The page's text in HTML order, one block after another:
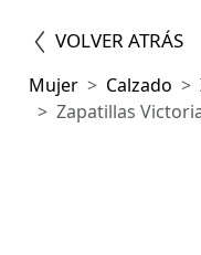
VOLVER ATRÁS
Mujer Calzado
Zapatillas